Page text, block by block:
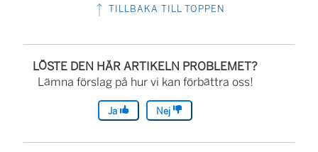
TILLBAKA TILL TOPPEN
LÖSTE DEN HÄR ARTIKELN PROBLEMET?
Lämna förslag på hur vi kan förbättra oss!
Ja Nej